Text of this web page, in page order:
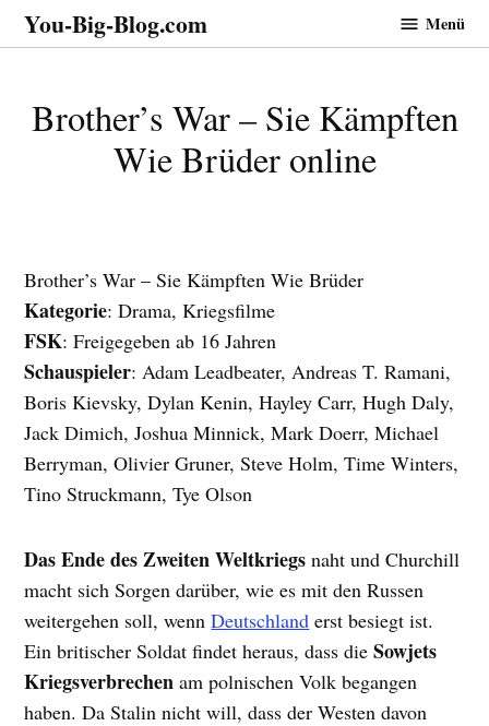
Zum
Inhalt
You-Big-Blog.com Menü
Brother’s War – Sie Kämpften
Wie Brüder online
Brother’s War – Sie Kämpften Wie Brüder
Kategorie: Drama, Kriegsfilme
FSK: Freigegeben ab 16 Jahren
Schauspieler: Adam Leadbeater, Andreas T. Ramani,
Boris Kievsky, Dylan Kenin, Hayley Carr, Hugh Daly,
Jack Dimich, Joshua Minnick, Mark Doerr, Michael
Berryman, Olivier Gruner, Steve Holm, Time Winters,
Tino Struckmann, Tye Olson
Das Ende des Zweiten Weltkriegs naht und Churchill
macht sich Sorgen darüber, wie es mit den Russen
weitergehen soll, wennDeutschland erst besiegt ist.
Ein britischer Soldat findet heraus, dass dieSowjets
Kriegsverbrechen am polnischen Volk begangen
haben. Da Stalin nicht will, dass der Westen davon